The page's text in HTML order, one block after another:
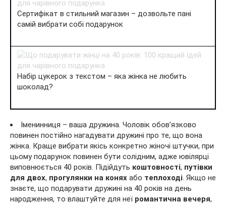
Сертифікат в стильний магазин – дозвольте пані
самій вибрати собі подарунок
Набір цукерок з текстом – яка жінка не любить
шоколад?
Іменинниця – ваша дружина. Чоловік обов’язково
повинен постійно нагадувати дружині про те, що вона
жінка. Краще вибрати якісь конкретно жіночі штучки, при
цьому подарунок повинен бути солідним, адже ювілярці
виповнюється 40 років. Підійдуть коштовності, путівки
для двох, прогулянки на конях або теплоході. Якщо не
знаєте, що подарувати дружині на 40 років на день
народження, то влаштуйте для неї романтична вечеря,